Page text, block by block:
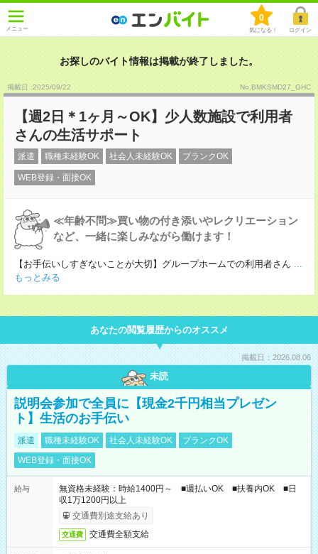
メニュー
0
気になる！ ログイン
お探しのバイト情報は掲載が終了しました。
掲載日 :2025/09/22 No.BMKSMD27_GHC
【週2日＊1ヶ月～OK】少人数施設で利用者
さんの生活サポート
派遣 職種未経験OK 社会人未経験OK ブランクOK
WEB登録・面接OK
≪年齢不問≫買い物の付き添いやレクリエーション
など、一緒に楽しみながら働けます！
【お手伝いしすぎないことが大切】グループホームでの利用者さん ...
もっとみる
あなたの閲覧履歴からのオススメ
掲載日：2026.08.06
未読
説明会参加で全員に【現金2千円相当プレゼン
ト】生活のお手伝い
派遣 職種未経験OK 社会人未経験OK
ブランクOK
WEB登録・面接OK
給与
無資格未経験：時給1400円～ ■週払いOK ■扶養内OK ■日
収1万1200円以上
交通費別途支給あり
交通費 交通費全額支給